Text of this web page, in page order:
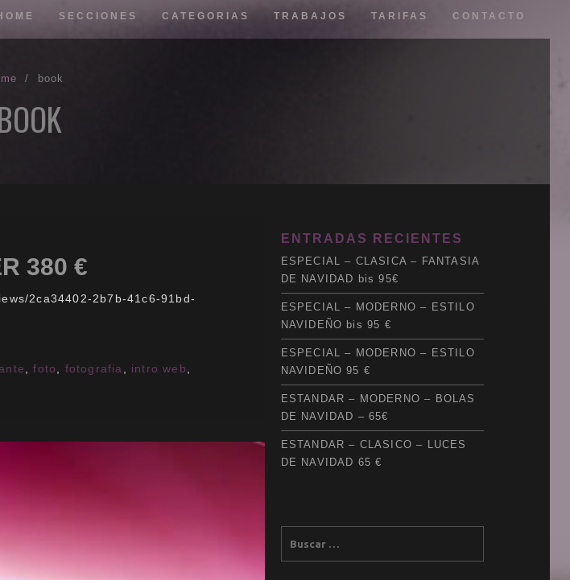
SECCIONES CATEGORIAS TRABAJOS TARIFAS CONTACTO
Redes
Fotografía
Sonido
Clientes
/ book
380 €
2ca34402-2b7b-41c6-91bd-
,foto fotografia intro web
ENTRADAS RECIENTES
ESPECIAL – CLASICA – FANTASIA
DE NAVIDAD bis 95€
ESPECIAL – MODERNO – ESTILO
NAVIDEÑO bis 95 €
ESPECIAL – MODERNO – ESTILO
NAVIDEÑO 95 €
ESTANDAR – MODERNO – BOLAS
DE NAVIDAD – 65€
ESTANDAR – CLASICO – LUCES
DE NAVIDAD 65 €